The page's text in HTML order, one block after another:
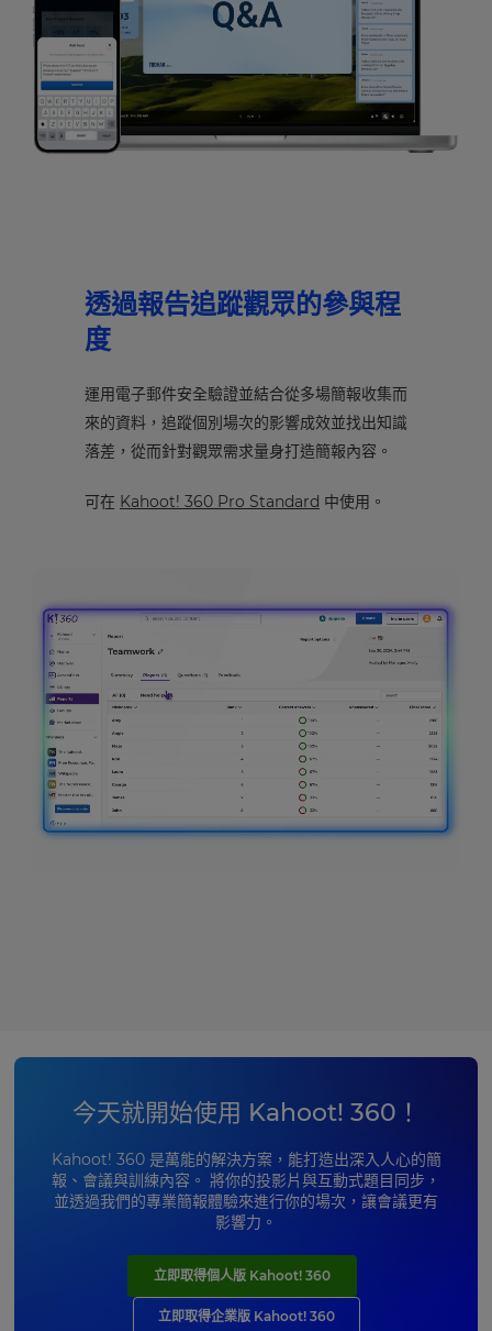
透過報告追蹤觀眾的參與程
度
運用電子郵件安全驗證並結合從多場簡報收集而
來的資料，追蹤個別場次的影響成效並找出知識
落差，從而針對觀眾需求量身打造簡報內容。
可在 Kahoot! 360 Pro Standard 中使用。
今天就開始使用 Kahoot! 360！
Kahoot! 360 是萬能的解決方案，能打造出深入人心的簡
報、會議與訓練內容。 將你的投影片與互動式題目同步，
並透過我們的專業簡報體驗來進行你的場次，讓會議更有
影響力。
立即取得個人版 Kahoot! 360
立即取得企業版 Kahoot! 360